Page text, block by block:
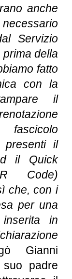
anche
Servizio
della
fatto
con la
il
fascicolo
il
il Quick
Code)
che, con i
per una
in
Gianni
padre